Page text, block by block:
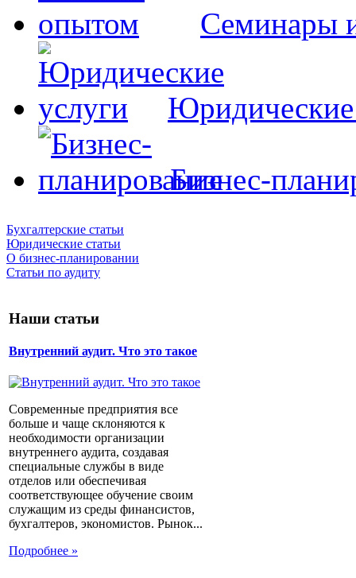
Семинары
Юридические
Бизнес-
Бухгалтерские статьи
Юридические статьи
О бизнес-планировании
Статьи по аудиту
Наши статьи
Внутренний аудит. Что это такое
Современные предприятия все
больше и чаще склоняются к
необходимости организации
внутреннего аудита, создавая
специальные службы в виде
отделов или обеспечивая
соответствующее обучение своим
служащим из среды финансистов,
бухгалтеров, экономистов. Рынок...
Подробнее »